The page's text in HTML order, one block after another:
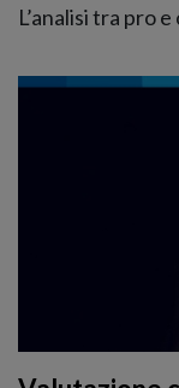
L’analisi tra pro